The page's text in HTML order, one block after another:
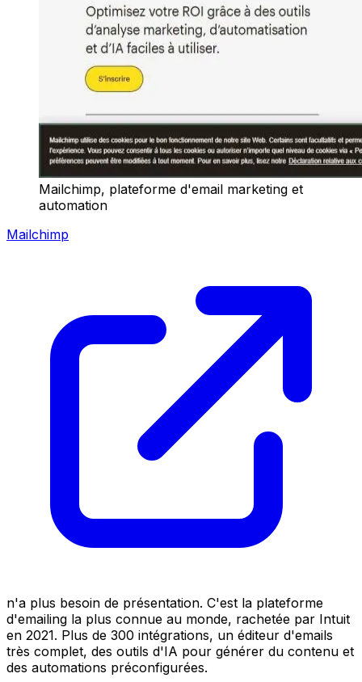
Mailchimp, plateforme d'email marketing et
automation
Mailchimp
n'a plus besoin de présentation. C'est la plateforme
d'emailing la plus connue au monde, rachetée par Intuit
en 2021. Plus de 300 intégrations, un éditeur d'emails
très complet, des outils d'IA pour générer du contenu et
des automations préconfigurées.